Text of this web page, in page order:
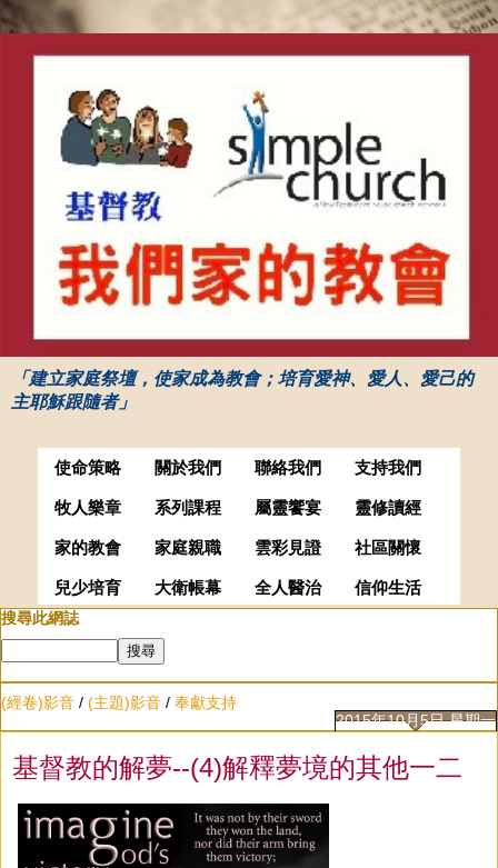
「建立家庭祭壇，使家成為教會；培育愛神、愛人、愛己的
主耶穌跟隨者」
使命策略 關於我們 聯絡我們 支持我們
牧人樂章 系列課程 屬靈饗宴 靈修讀經
家的教會 家庭親職 雲彩見證 社區關懷
兒少培育 大衛帳幕 全人醫治
信仰生活
搜尋此網誌
(經卷)影音 / (主題)影音 / 奉獻支持
2015年10月5日 星期一
基督教的解夢--(4)解釋夢境的其他一二